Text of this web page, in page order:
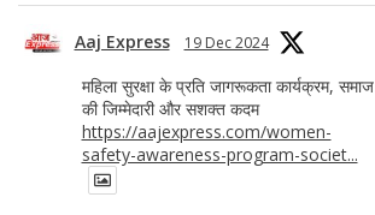
Aaj Express 19 Dec 2024
महिला सुरक्षा के प्रति जागरूकता कार्यक्रम, समाज
की जिम्मेदारी और सशक्त कदम
https://aajexpress.com/women-
safety-awareness-program-societ...